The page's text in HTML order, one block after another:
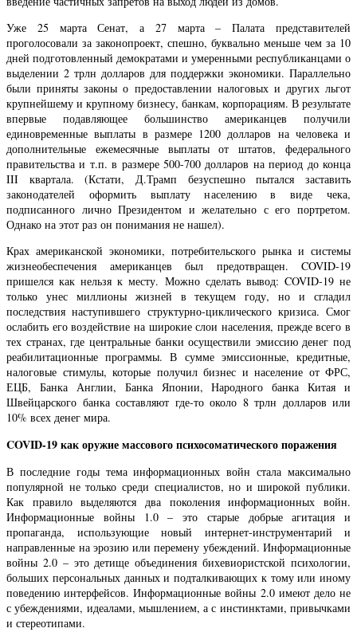
Уже 25 марта Сенат, а 27 марта – Палата представителей
проголосовали за законопроект, спешно, буквально меньше чем за 10
дней подготовленный демократами и умеренными республиканцами о
выделении 2 трлн долларов для поддержки экономики. Параллельно
были приняты законы о предоставлении налоговых и других льгот
крупнейшему и крупному бизнесу, банкам, корпорациям. В результате
впервые подавляющее большинство американцев получили
единовременные выплаты в размере 1200 долларов на человека и
дополнительные ежемесячные выплаты от штатов, федерального
правительства и т.п. в размере 500-700 долларов на период до конца
III квартала. (Кстати, Д.Трамп безуспешно пытался заставить
законодателей оформить выплату населению в виде чека,
подписанного лично Президентом и желательно с его портретом.
Однако на этот раз он понимания не нашел).
Крах американской экономики, потребительского рынка и системы
жизнеобеспечения американцев был предотвращен. COVID-19
пришелся как нельзя к месту. Можно сделать вывод: COVID-19 не
только унес миллионы жизней в текущем году, но и сгладил
последствия наступившего структурно-циклического кризиса. Смог
ослабить его воздействие на широкие слои населения, прежде всего в
тех странах, где центральные банки осуществили эмиссию денег под
реабилитационные программы. В сумме эмиссионные, кредитные,
налоговые стимулы, которые получил бизнес и население от ФРС,
ЕЦБ, Банка Англии, Банка Японии, Народного банка Китая и
Швейцарского банка составляют где-то около 8 трлн долларов или
10% всех денег мира.
COVID-19 как оружие массового психосоматического поражения
В последние годы тема информационных войн стала максимально
популярной не только среди специалистов, но и широкой публики.
Как правило выделяются два поколения информационных войн.
Информационные войны 1.0 – это старые добрые агитация и
пропаганда, использующие новый интернет-инструментарий и
направленные на эрозию или перемену убеждений. Информационные
войны 2.0 – это детище объединения бихевиористской психологии,
больших персональных данных и подталкивающих к тому или иному
поведению интерфейсов. Информационные войны 2.0 имеют дело не
с убеждениями, идеалами, мышлением, а с инстинктами, привычками
и стереотипами.